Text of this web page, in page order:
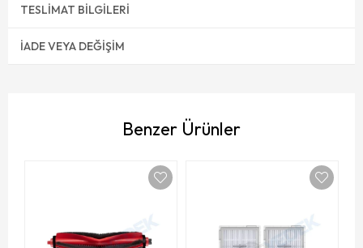
TESLIMAT BILGILERI
İADE VEYA DEĞIŞIM
Benzer Ürünler